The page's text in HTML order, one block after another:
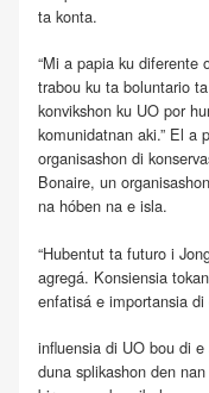
ta konta.
“Mi a papia ku diferente
trabou ku ta boluntario
konvikshon ku UO por
komunidatnan aki.” El a
organisashon di
Bonaire, un
na hóben na e isla.
“Hubentut ta futuro i
agregá. Konsiensia
enfatisá e importansia
influensia di UO bou di
duna splikashon den